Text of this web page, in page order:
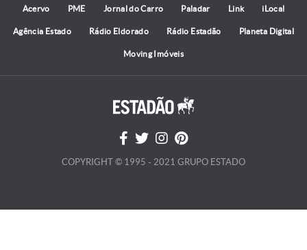
Acervo PME Jornal do Carro Paladar Link iLocal
Agência Estado Rádio Eldorado Rádio Estadão Planeta Digital
Moving Imóveis
COPYRIGHT © 1995 - 2021 GRUPO ESTADO